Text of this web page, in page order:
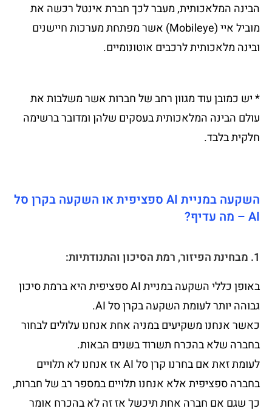
הבינה המלאכותית, מעבר לכך חברת אינטל רכשה את
מוביל איי (Mobileye) אשר מפתחת מערכות חיישנים
ובינה מלאכותית לרכבים אוטונומיים.
* יש כמובן עוד מגוון רחב של חברות אשר משלבות את
עולם הבינה המלאכותית בעסקים שלהן ומדובר ברשימה
חלקית בלבד.
השקעה במניית AI ספציפית או השקעה בקרן סל
AI – מה עדיף?
1. מבחינת הפיזור, רמת הסיכון והתנודתיות:
באופן כללי השקעה במניית AI ספציפית היא ברמת סיכון
גבוהה יותר לעומת השקעה בקרן סל AI.
כאשר אנחנו משקיעים במניה אחת אנחנו עלולים לבחור
בחברה שלא בהכרח תשרוד בשנים הבאות.
לעומת זאת אם בחרנו קרן סל AI אז אנחנו לא תלויים
בחברה ספציפית אלא אנחנו תלויים במספר רב של חברות,
כך שגם אם חברה אחת תיכשל אז זה לא בהכרח אומר